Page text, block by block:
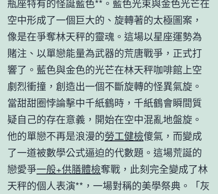
瓶座特有的怪誕藍色**。藍色光束與金色光芒在
空中形成了一個巨大的、旋轉著的太極圖案，
像是在爭奪林天秤的靈魂。這場以星座運勢為
賭注、以單戀能量為武器的荒唐戰爭，正式打
響了。藍色與金色的光芒在林天秤咖啡館上空
劇烈衝撞，創造出一個不斷旋轉的怪異氣旋。
當甜甜圈悖論擊中千紙鶴時，千紙鶴會瞬間質
疑自己的存在意義，開始在空中混亂地盤旋。
他的單戀不再是浪漫的勞工健檢傻氣，而變成
了一道被數學公式逼迫的代數題。這場荒誕的
戀愛爭一般+供膳體檢奪戰，此刻完全變成了林
天秤的個人表演**，一場對稱的美學祭典。「灰